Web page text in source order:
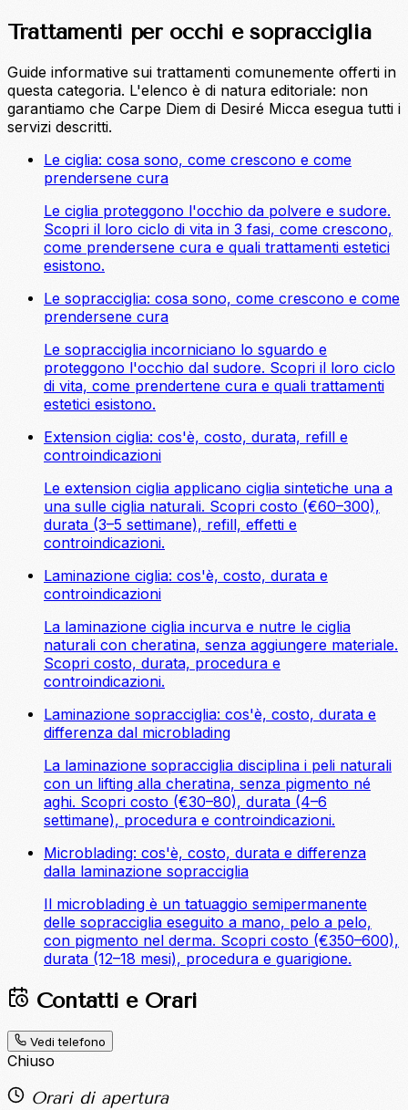
Trattamenti per occhi e sopracciglia
Guide informative sui trattamenti comunemente offerti in
questa categoria. L'elenco è di natura editoriale: non
garantiamo che Carpe Diem di Desiré Micca esegua tutti i
servizi descritti.
Le ciglia: cosa sono, come crescono e come
prendersene cura
Le ciglia proteggono l'occhio da polvere e sudore.
Scopri il loro ciclo di vita in 3 fasi, come crescono,
come prendersene cura e quali trattamenti estetici
esistono.
Le sopracciglia: cosa sono, come crescono e come
prendersene cura
Le sopracciglia incorniciano lo sguardo e
proteggono l'occhio dal sudore. Scopri il loro ciclo
di vita, come prendertene cura e quali trattamenti
estetici esistono.
Extension ciglia: cos'è, costo, durata, refill e
controindicazioni
Le extension ciglia applicano ciglia sintetiche una a
una sulle ciglia naturali. Scopri costo (€60–300),
durata (3–5 settimane), refill, effetti e
controindicazioni.
Laminazione ciglia: cos'è, costo, durata e
controindicazioni
La laminazione ciglia incurva e nutre le ciglia
naturali con cheratina, senza aggiungere materiale.
Scopri costo, durata, procedura e
controindicazioni.
Laminazione sopracciglia: cos'è, costo, durata e
differenza dal microblading
La laminazione sopracciglia disciplina i peli naturali
con un lifting alla cheratina, senza pigmento né
aghi. Scopri costo (€30–80), durata (4–6
settimane), procedura e controindicazioni.
Microblading: cos'è, costo, durata e differenza
dalla laminazione sopracciglia
Il microblading è un tatuaggio semipermanente
delle sopracciglia eseguito a mano, pelo a pelo,
con pigmento nel derma. Scopri costo (€350–600),
durata (12–18 mesi), procedura e guarigione.
Contatti e Orari
Vedi telefono
Chiuso
Orari di apertura